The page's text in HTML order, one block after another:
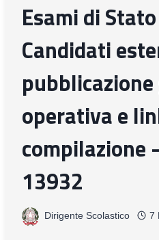
Esami di
Candidati
operativa e
compilazione
13932
Dirigente Scolastico 7